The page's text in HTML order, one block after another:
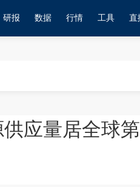
研报 数据 行情 工具 直
应量居全球